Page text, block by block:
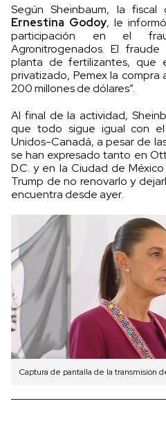
Según Sheinbaum, la
Ernestina Godoy, le
participación en el
Agronitrogenados. El
planta de fertilizantes, que
privatizado, Pemex la
200 millones de dólares”.
Al final de la actividad,
que todo sigue igual con el
Unidos-Canadá, a pesar de
se han expresado tanto en
D.C. y en la Ciudad de
Trump de no renovarlo y
encuentra desde ayer.
Captura de pantalla de la transmisión